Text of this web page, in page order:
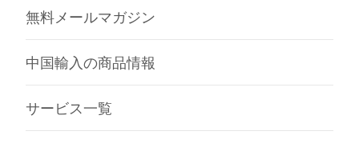
無料メールマガジン
中国輸入の商品情報
サービス一覧